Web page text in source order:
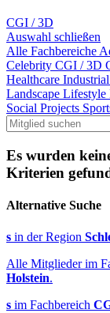
CGI / 3D
Auswahl schließen
Alle Fachbereiche
Celebrity CGI / 3D
Healthcare Industrial
Landscape Lifestyle
Social Projects
Es wurden
Kriterien
Alternative Suche
s in der Region
Alle Mitglieder im
Holstein.
s im Fachbereich